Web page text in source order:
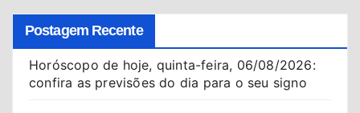
Postagem Recente
Horóscopo de hoje, quinta-feira, 06/08/2026:
confira as previsões do dia para o seu signo